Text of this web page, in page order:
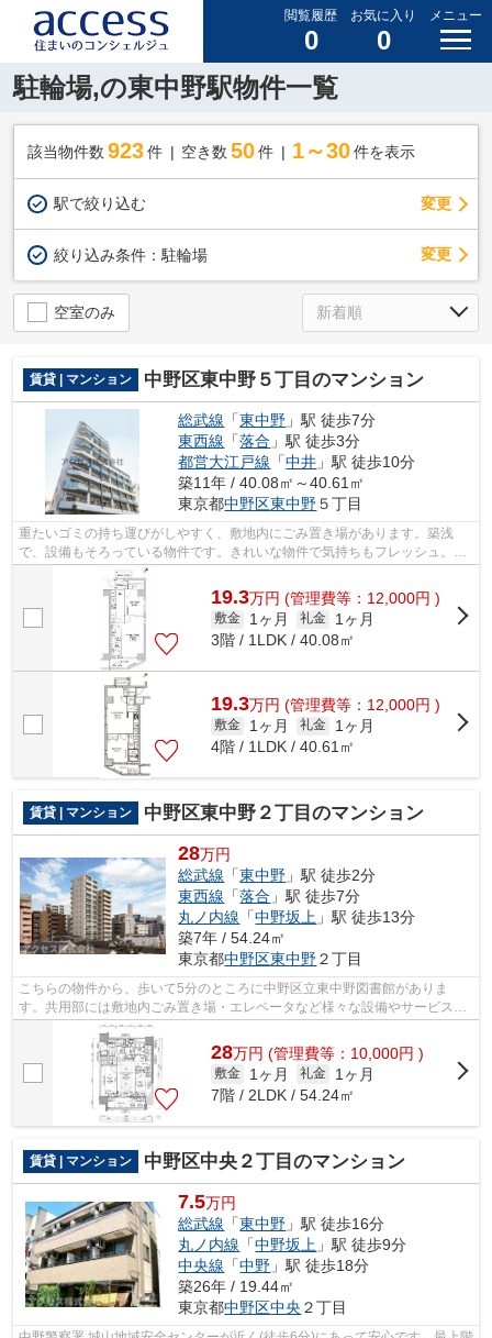
閲覧履歴
0
お気に入り
0
メニュー
駐輪場,の東中野駅物件一覧
該当物件数 923件 空き数 50 件 1～30 件を表示
駅で絞り込む 変更
絞り込み条件： 駐輪場 変更
空室のみ
賃貸 | マンション 中野区東中野５丁目のマンション
総武線 「東中野 」駅 徒歩7分
東西線 「落合 」駅 徒歩3分
都営大江戸線 「中井 」駅 徒歩10分
築11年 / 40.08㎡～40.61㎡
東京都中野区東中野５丁目
重たいゴミの持ち運びがしやすく、敷地内にごみ置き場があります。築浅
で、設備もそろっている物件です。きれいな物件で気持ちもフレッシュ。地
上10階建ての物件をご紹介。駅から徒歩6...
19.3万円 (管理費等：12,000円 )
敷金 1ヶ月 礼金
1ヶ月
3階 / 1LDK / 40.08㎡
19.3万円 (管理費等：12,000円 )
敷金 1ヶ月 礼金
1ヶ月
4階 / 1LDK / 40.61㎡
賃貸 | マンション 中野区東中野２丁目のマンション
28万円
総武線 「東中野 」駅 徒歩2分
東西線 「落合 」駅 徒歩7分
丸ノ内線 「中野坂上 」駅 徒歩13分
築7年 / 54.24㎡
東京都中野区東中野２丁目
こちらの物件から、歩いて5分のところに中野区立東中野図書館がありま
す。共用部には敷地内ごみ置き場・エレベータなど様々な設備やサービスが
揃っているので便利です。眺めの良いマン...
28万円 (管理費等：10,000円 )
敷金 1ヶ月 礼金
1ヶ月
7階 / 2LDK / 54.24㎡
賃貸 | マンション 中野区中央２丁目のマンション
7.5万円
総武線 「東中野 」駅 徒歩16分
丸ノ内線 「中野坂上 」駅 徒歩9分
中央線 「中野 」駅 徒歩18分
築26年 / 19.44㎡
東京都中野区中央 ２丁目